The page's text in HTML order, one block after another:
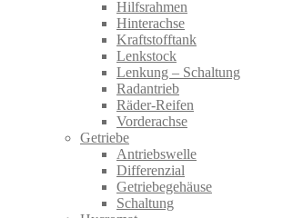
Hilfsrahmen
Hinterachse
Kraftstofftank
Lenkstock
Lenkung – Schaltung
Radantrieb
Räder-Reifen
Vorderachse
Getriebe
Antriebswelle
Differenzial
Getriebegehäuse
Schaltung